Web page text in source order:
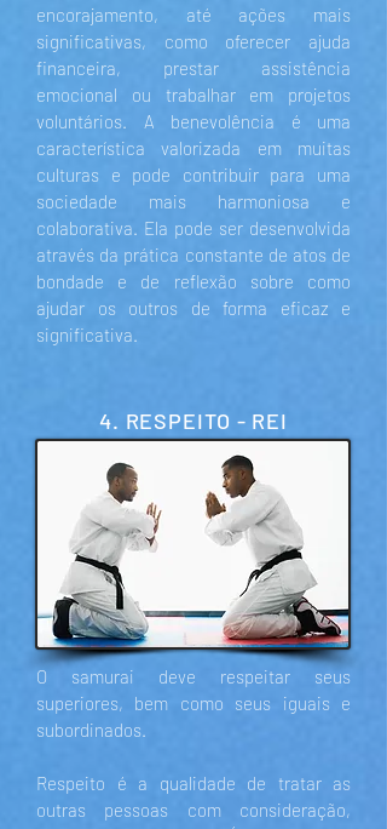
encorajamento, até ações mais
significativas, como oferecer ajuda
financeira, prestar assistência
emocional ou trabalhar em projetos
voluntários. A benevolência é uma
característica valorizada em muitas
culturas e pode contribuir para uma
sociedade mais harmoniosa e
colaborativa. Ela pode ser desenvolvida
através da prática constante de atos de
bondade e de reflexão sobre como
ajudar os outros de forma eficaz e
significativa.
4. RESPEITO - REI
O samurai deve respeitar seus
superiores, bem como seus iguais e
subordinados.
Respeito é a qualidade de tratar as
outras pessoas com consideração,